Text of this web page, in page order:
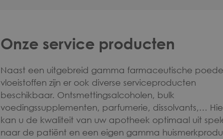
Onze service producten
Naast een uitgebreid gamma farmaceutische
vloeistoffen zijn er ook diverse serviceproducten
beschikbaar. Ontsmettingsalcoholen, bulk
voedingssupplementen, parfumerie, dissolvants,…
kan u de kwaliteit van uw apotheek optimaal uit
naar de patiënt en een eigen gamma